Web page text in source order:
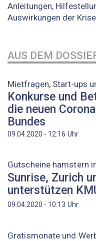
Anleitungen,
Auswirkungen der
AUS DEM
Mietfragen, Start-ups
Konkurse und
die neuen
Bundes
09.04.2020 - 12:16 Uhr
Gutscheine hamstern
Sunrise, Zurich
unterstützen
09.04.2020 - 10:13 Uhr
Gratismonate und